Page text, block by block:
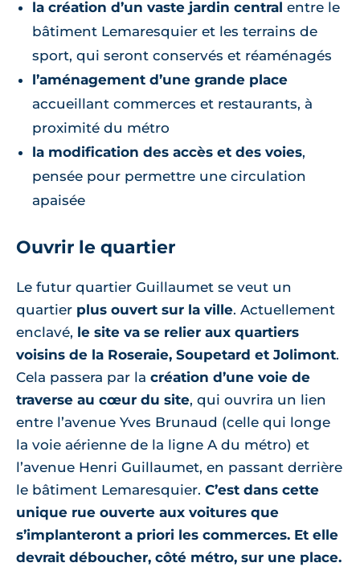
la création d’un vaste jardin central entre le
bâtiment Lemaresquier et les terrains de
sport, qui seront conservés et réaménagés
l’aménagement d’une grande place
accueillant commerces et restaurants, à
proximité du métro
la modification des accès et des voies,
pensée pour permettre une circulation
apaisée
Ouvrir le quartier
Le futur quartier Guillaumet se veut un
quartier plus ouvert sur la ville. Actuellement
enclavé, le site va se relier aux quartiers
voisins de la Roseraie, Soupetard et Jolimont.
Cela passera par la création d’une voie de
traverse au cœur du site, qui ouvrira un lien
entre l’avenue Yves Brunaud (celle qui longe
la voie aérienne de la ligne A du métro) et
l’avenue Henri Guillaumet, en passant derrière
le bâtiment Lemaresquier. C’est dans cette
unique rue ouverte aux voitures que
s’implanteront a priori les commerces. Et elle
devrait déboucher, côté métro, sur une place.